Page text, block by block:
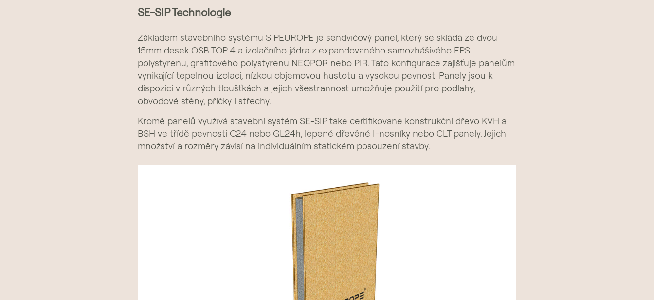
SE-SIP Technologie
Základem stavebního systému SIPEUROPE je sendvičový panel, který se skládá ze dvou
15mm desek OSB TOP 4 a izolačního jádra z expandovaného samozhášivého EPS
polystyrenu, grafitového polystyrenu NEOPOR nebo PIR. Tato konfigurace zajišťuje panelům
vynikající tepelnou izolaci, nízkou objemovou hustotu a vysokou pevnost. Panely jsou k
dispozici v různých tloušťkách a jejich všestrannost umožňuje použití pro podlahy,
obvodové stěny, příčky i střechy.
Kromě panelů využívá stavební systém SE-SIP také certifikované konstrukční dřevo KVH a
BSH ve třídě pevnosti C24 nebo GL24h, lepené dřevěné I-nosníky nebo CLT panely. Jejich
množství a rozměry závisí na individuálním statickém posouzení stavby.